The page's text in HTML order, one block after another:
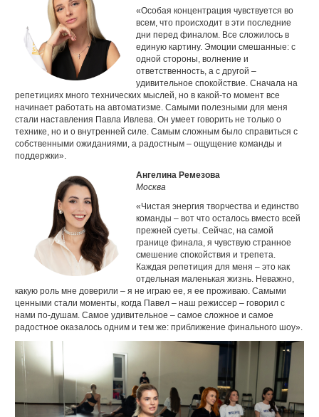
«Особая концентрация чувствуется во
всем, что происходит в эти последние
дни перед финалом. Все сложилось в
единую картину. Эмоции смешанные: с
одной стороны, волнение и
ответственность, а с другой –
удивительное спокойствие. Сначала на
репетициях много технических мыслей, но в какой-то момент все
начинает работать на автоматизме. Самыми полезными для меня
стали наставления Павла Ивлева. Он умеет говорить не только о
технике, но и о внутренней силе. Самым сложным было справиться с
собственными ожиданиями, а радостным – ощущение команды и
поддержки».
Ангелина Ремезова
Москва
«Чистая энергия творчества и единство
команды – вот что осталось вместо всей
прежней суеты. Сейчас, на самой
границе финала, я чувствую странное
смешение спокойствия и трепета.
Каждая репетиция для меня – это как
отдельная маленькая жизнь. Неважно,
какую роль мне доверили – я не играю ее, я ее проживаю. Самыми
ценными стали моменты, когда Павел – наш режиссер – говорил с
нами по-душам. Самое удивительное – самое сложное и самое
радостное оказалось одним и тем же: приближение финального шоу».